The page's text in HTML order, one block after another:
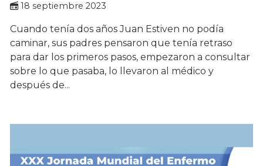
18 septiembre 2023
Cuando tenía dos años Juan Estiven no podía
caminar, sus padres pensaron que tenía retraso
para dar los primeros pasos, empezaron a consultar
sobre lo que pasaba, lo llevaron al médico y
después de...